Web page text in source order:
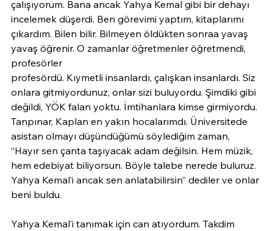
çalışıyorum. Bana ancak Yahya Kemal gibi bir dehayı
incelemek düşerdi. Ben görevimi yaptım, kitaplarımı
çıkardım. Bilen bilir. Bilmeyen öldükten sonraa yavaş
yavaş öğrenir. O zamanlar öğretmenler öğretmendi,
profesörler
profesördü. Kıymetli insanlardı, çalışkan insanlardı. Siz
onlara gitmiyordunuz, onlar sizi buluyordu. Şimdiki gibi
değildi, YÖK falan yoktu. İmtihanlara kimse girmiyordu.
Tanpınar, Kaplan en yakın hocalarımdı. Üniversitede
asistan olmayı düşündüğümü söylediğim zaman,
“Hayır sen çanta taşıyacak adam değilsin. Hem müzik,
hem edebiyat biliyorsun. Böyle talebe nerede buluruz.
Yahya Kemal’i ancak sen anlatabilirsin” dediler ve onlar
beni buldu.
Yahya Kemal’i tanımak için can atıyordum. Takdim